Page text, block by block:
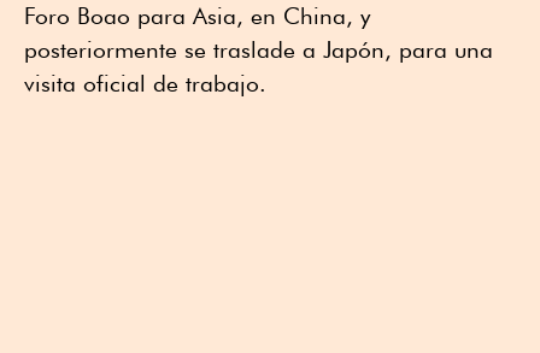
Foro Boao para Asia, en China, y
posteriormente se traslade a Japón, para una
visita oficial de trabajo.